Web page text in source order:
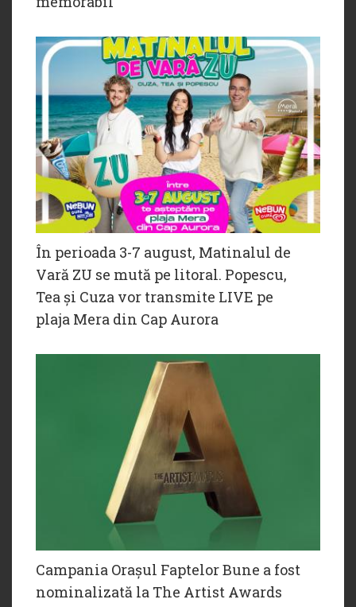
În perioada 3-7 august, Matinalul de
Vară ZU se mută pe litoral. Popescu,
Tea și Cuza vor transmite LIVE pe
plaja Mera din Cap Aurora
Campania Orașul Faptelor Bune a fost
nominalizată la The Artist Awards